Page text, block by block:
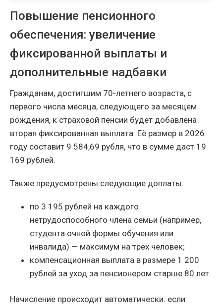
Повышение пенсионного
обеспечения: увеличение
фиксированной выплаты и
дополнительные надбавки
Гражданам, достигшим 70-летнего возраста, с
первого числа месяца, следующего за месяцем
рождения, к страховой пенсии будет добавлена
вторая фиксированная выплата. Её размер в 2026
году составит 9 584,69 рубля, что в сумме даст 19
169 рублей.
Также предусмотрены следующие доплаты:
по 3 195 рублей на каждого
нетрудоспособного члена семьи (например,
студента очной формы обучения или
инвалида) — максимум на трёх человек;
компенсационная выплата в размере 1 200
рублей за уход за пенсионером старше 80 лет.
Начисление происходит автоматически: если